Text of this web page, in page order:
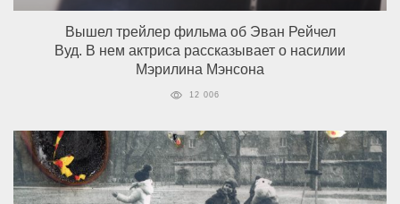
Вышел трейлер фильма об Эван Рейчел
Вуд. В нем актриса рассказывает о насилии
Мэрилина Мэнсона
12 006